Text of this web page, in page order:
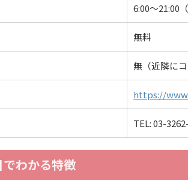
6:00〜21:00
無料
無（近隣に
https://
TEL: 03-
でわかる特徴